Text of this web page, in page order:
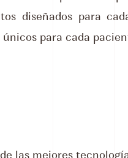
diseñados para
para cada